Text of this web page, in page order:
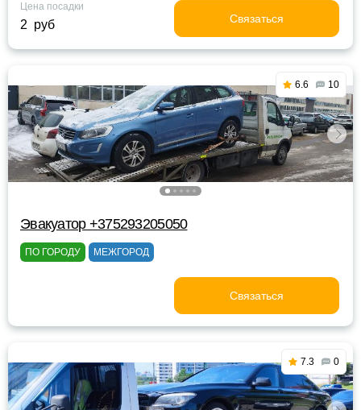
Цена посадки
2 руб Связаться
6.6 10
Эвакуатор +375293205050
ПО ГОРОДУ МЕЖГОРОД
Связаться
7.3 0